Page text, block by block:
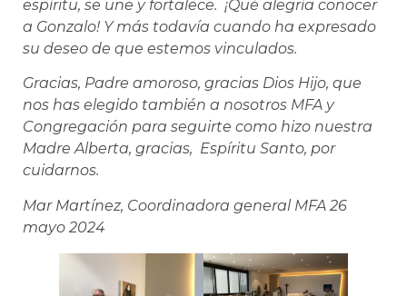
espíritu, se une y fortalece. ¡Qué alegría conocer
a Gonzalo! Y más todavía cuando ha expresado
su deseo de que estemos vinculados.
Gracias, Padre amoroso, gracias Dios Hijo, que
nos has elegido también a nosotros MFA y
Congregación para seguirte como hizo nuestra
Madre Alberta, gracias, Espíritu Santo, por
cuidarnos.
Mar Martínez, Coordinadora general MFA 26
mayo 2024